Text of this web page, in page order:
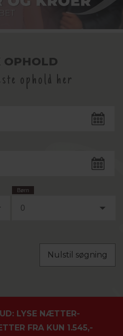
OPHOLD
ophold her
Børn
0
Nulstil søgning
LYSE NÆTTER-
FRA KUN 1.545,-